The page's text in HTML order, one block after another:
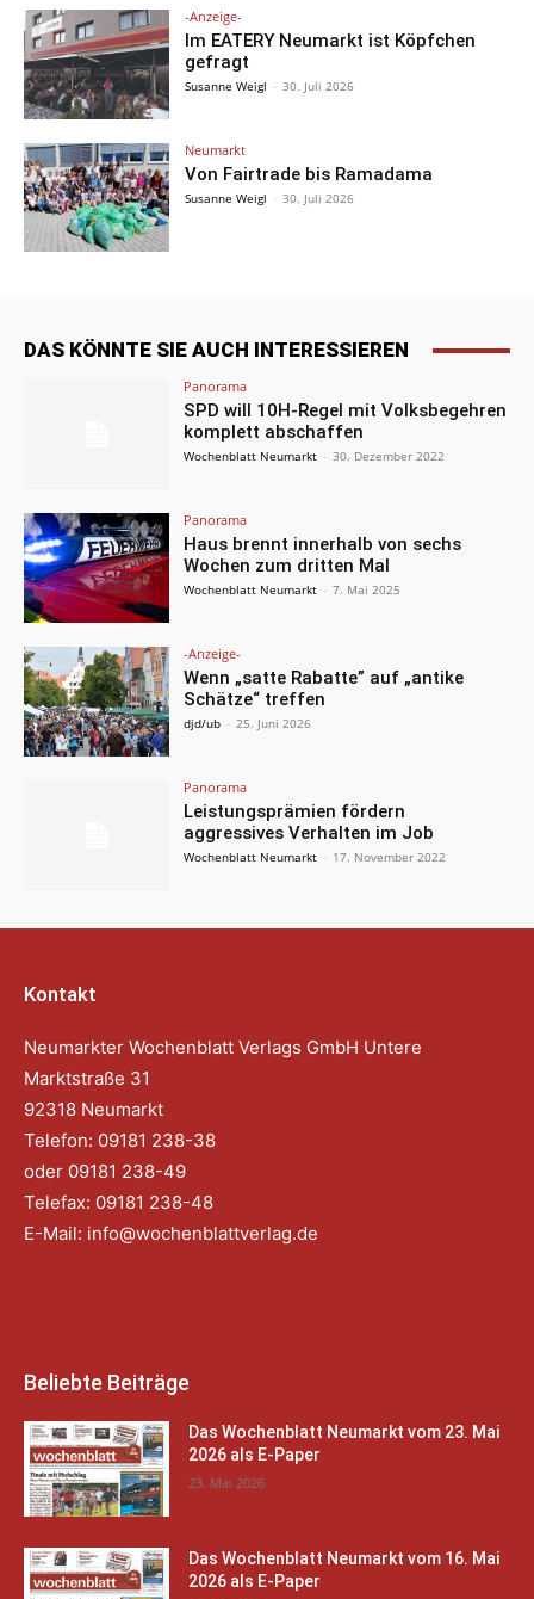
-Anzeige-
Im EATERY Neumarkt ist Köpfchen
gefragt
Susanne Weigl - 30. Juli 2026
Neumarkt
Von Fairtrade bis Ramadama
Susanne Weigl - 30. Juli 2026
DAS KÖNNTE SIE AUCH INTERESSIEREN
Panorama
SPD will 10H-Regel mit Volksbegehren
komplett abschaffen
Wochenblatt Neumarkt - 30. Dezember 2022
Panorama
Haus brennt innerhalb von sechs
Wochen zum dritten Mal
Wochenblatt Neumarkt - 7. Mai 2025
-Anzeige-
Wenn „satte Rabatte” auf „antike
Schätze“ treffen
djd/ub - 25. Juni 2026
Panorama
Leistungsprämien fördern
aggressives Verhalten im Job
Wochenblatt Neumarkt - 17. November 2022
Kontakt
Neumarkter Wochenblatt Verlags GmbH Untere
Marktstraße 31
92318 Neumarkt
Telefon: 09181 238-38
oder 09181 238-49
Telefax: 09181 238-48
E-Mail: info@wochenblattverlag.de
Beliebte Beiträge
Das Wochenblatt Neumarkt vom 23. Mai
2026 als E-Paper
23. Mai 2026
Das Wochenblatt Neumarkt vom 16. Mai
2026 als E-Paper